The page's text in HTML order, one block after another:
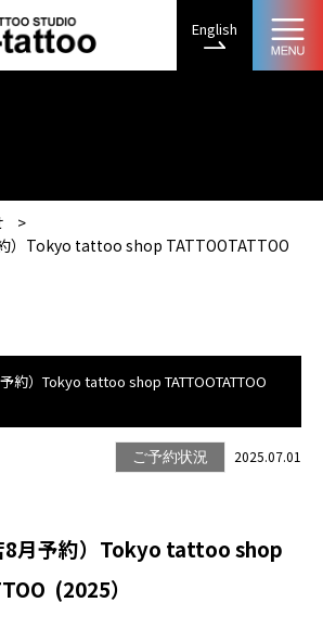
English
>
約）Tokyo tattoo shop TATTOOTATTOO
約）Tokyo tattoo shop TATTOOTATTOO
ご予約状況 2025.07.01
8月予約）Tokyo tattoo shop
(2025）